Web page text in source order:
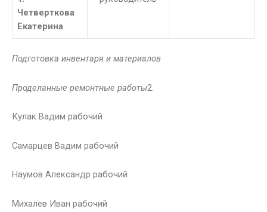
Четверткова
Екатерина
Подготовка инвентаря и материалов
Проделанные ремонтные работы2.
Кулак Вадим рабочий
Самарцев Вадим рабочий
Наумов Александр рабочий
Михалев Иван рабочий